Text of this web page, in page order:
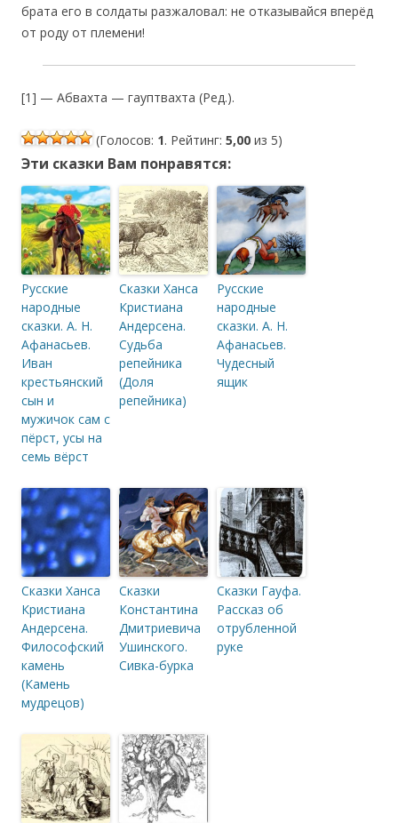
брата его в солдаты разжаловал: не отказывайся вперёд
от роду от племени!
[1] — Абвахта — гауптвахта (Ред.).
(Голосов: 1. Рейтинг: 5,00 из 5)
Эти сказки Вам понравятся:
Русские
народные
сказки. А. Н.
Афанасьев.
Иван
крестьянский
сын и
мужичок сам с
пёрст, усы на
семь вёрст
Сказки Ханса
Кристиана
Андерсена.
Судьба
репейника
(Доля
репейника)
Русские
народные
сказки. А. Н.
Афанасьев.
Чудесный
ящик
Сказки Ханса
Кристиана
Андерсена.
Философский
камень
(Камень
мудрецов)
Сказки
Константина
Дмитриевича
Ушинского.
Сивка-бурка
Сказки Гауфа.
Рассказ об
отрубленной
руке